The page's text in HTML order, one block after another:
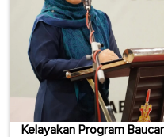
Kelayakan Program